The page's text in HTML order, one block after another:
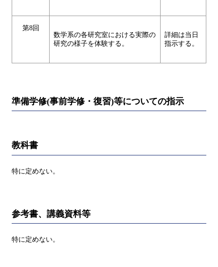
第8回
数学系の各研究室における実際の
研究の様子を体験する。
詳細は当日
指示する。
準備学修(事前学修・復習)等についての指示
教科書
特に定めない。
参考書、講義資料等
特に定めない。